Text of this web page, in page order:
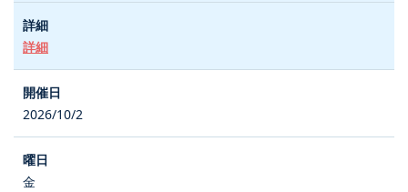
詳細
2026/10/2
金